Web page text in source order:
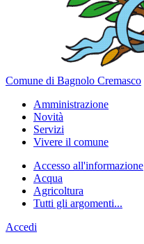
Comune di Bagnolo Cremasco
Amministrazione
Novità
Servizi
Vivere il comune
Accesso all'informazione
Acqua
Agricoltura
Tutti gli argomenti...
Accedi